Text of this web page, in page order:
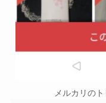
メルカリの